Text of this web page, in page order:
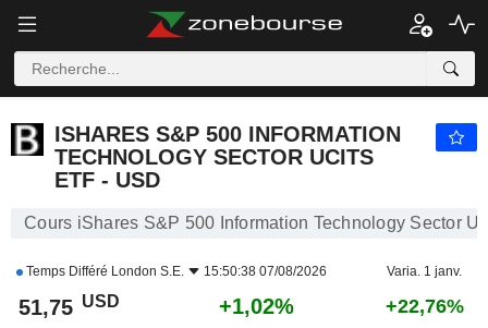
ISHARES S&P 500 INFORMATION
TECHNOLOGY SECTOR UCITS
ETF - USD
Cours iShares S&P 500 Information Technology Sector
Temps Différé London S.E. 15:50:38 07/08/2026 Varia. 1 janv.
51,75 USD +1,02% +22,76%